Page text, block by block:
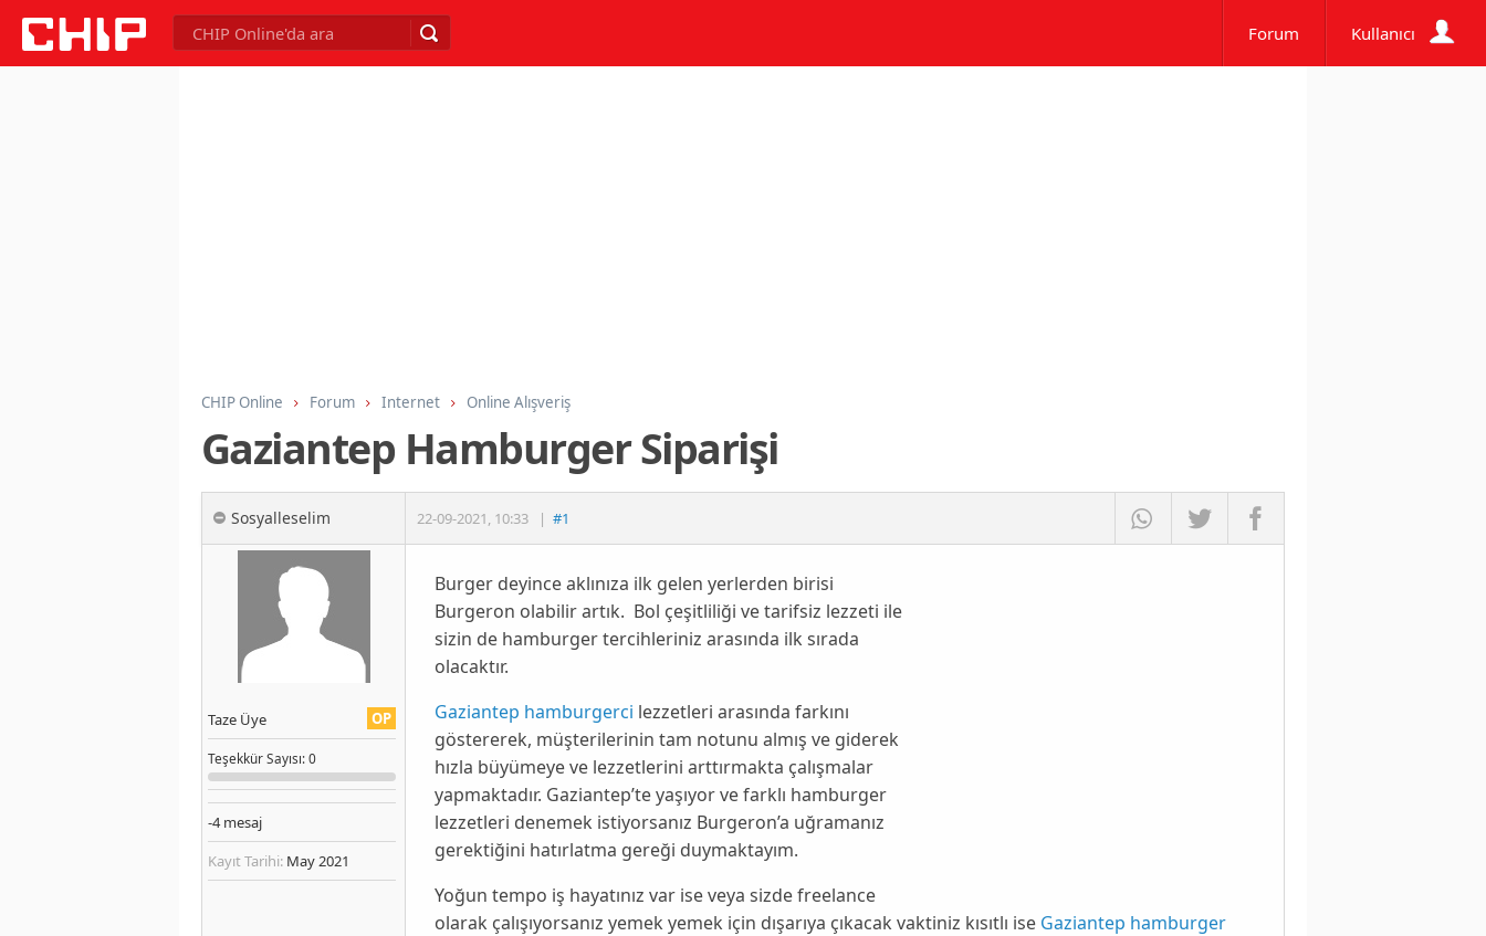
Forum Kullanıcı
CHIP Online Forum Internet Online Alışveriş
Gaziantep Hamburger Siparişi
Sosyalleselim 22-09-2021, 10:33 | #1
OP
Taze Üye
TeşekkürSayısı: 0
-4mesaj
Kayıt Tarihi: May 2021
Burger deyince aklınıza ilk gelen yerlerden birisi
Burgeron olabilir artık. Bol çeşitliliği ve tarifsiz lezzeti ile
sizin de hamburger tercihleriniz arasında ilk sırada
olacaktır.
Gaziantep hamburgerci lezzetleri arasında farkını
göstererek, müşterilerinin tam notunu almış ve giderek
hızla büyümeye ve lezzetlerini arttırmakta çalışmalar
yapmaktadır. Gaziantep’te yaşıyor ve farklı hamburger
lezzetleri denemek istiyorsanız Burgeron’a uğramanız
gerektiğini hatırlatma gereği duymaktayım.
Yoğun tempo iş hayatınız var ise veya sizde freelance
olarak çalışıyorsanız yemek yemek için dışarıya çıkacak vaktiniz kısıtlı ise Gaziantep hamburger